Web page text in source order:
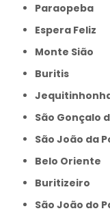
Paraopeba
Espera Feliz
Monte Sião
Buritis
São Gonçalo
São João da
Belo Oriente
Buritizeiro
São João do